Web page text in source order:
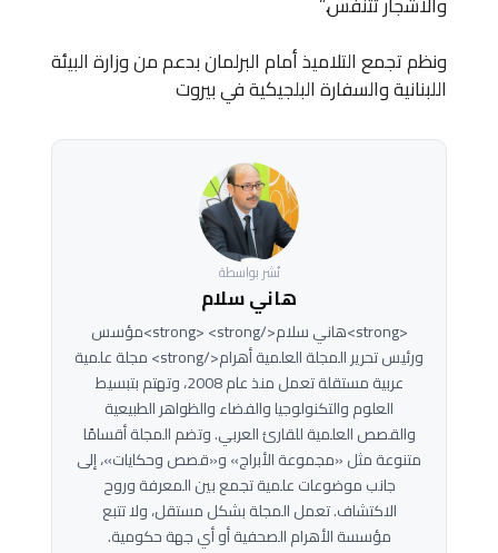
ونظم تجمع التلاميذ أمام البرلمان بدعم من وزارة البيئة
اللبنانية والسفارة البلجيكية في بيروت
نُشر بواسطة
هاني سلام
<strong>هاني سلام</strong> <strong>مؤسس
ورئيس تحرير المجلة العلمية أهرام</strong> مجلة علمية
عربية مستقلة تعمل منذ عام 2008، وتهتم بتبسيط
العلوم والتكنولوجيا والفضاء والظواهر الطبيعية
والقصص العلمية للقارئ العربي. وتضم المجلة أقسامًا
متنوعة مثل «مجموعة الأبراج» و«قصص وحكايات»، إلى
جانب موضوعات علمية تجمع بين المعرفة وروح
الاكتشاف. تعمل المجلة بشكل مستقل، ولا تتبع
مؤسسة الأهرام الصحفية أو أي جهة حكومية.